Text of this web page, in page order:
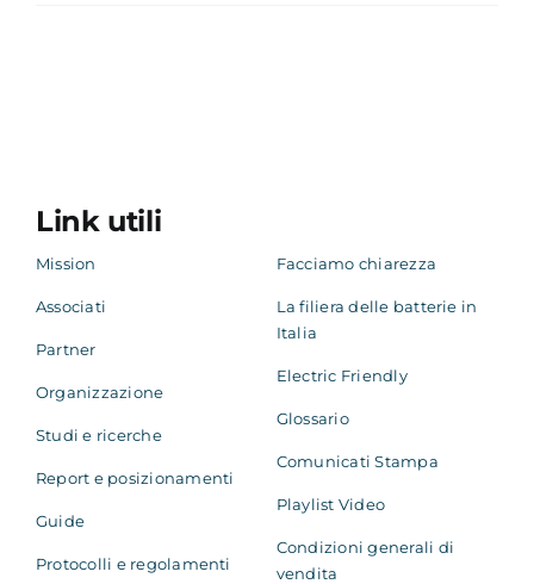
Link utili
Mission
Associati
Partner
Organizzazione
Studi e ricerche
Report e posizionamenti
Guide
Protocolli e regolamenti
Facciamo chiarezza
La filiera delle batterie in
Italia
Electric Friendly
Glossario
Comunicati Stampa
Playlist Video
Condizioni generali di
vendita